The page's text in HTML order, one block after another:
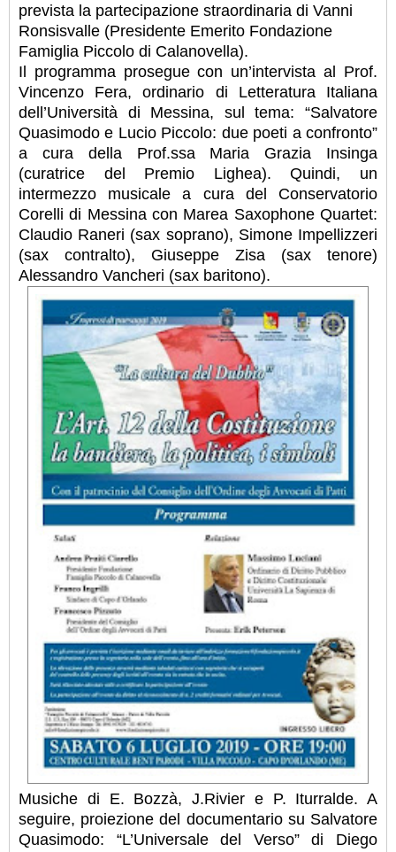
prevista la partecipazione straordinaria di Vanni
Ronsisvalle (Presidente Emerito Fondazione
Famiglia Piccolo di Calanovella).
Il programma prosegue con un’intervista al Prof.
Vincenzo Fera, ordinario di Letteratura Italiana
dell’Università di Messina, sul tema: “Salvatore
Quasimodo e Lucio Piccolo: due poeti a confronto”
a cura della Prof.ssa Maria Grazia Insinga
(curatrice del Premio Lighea). Quindi, un
intermezzo musicale a cura del Conservatorio
Corelli di Messina con Marea Saxophone Quartet:
Claudio Raneri (sax soprano), Simone Impellizzeri
(sax contralto), Giuseppe Zisa (sax tenore)
Alessandro Vancheri (sax baritono).
Musiche di E. Bozzà, J.Rivier e P. Iturralde. A
seguire, proiezione del documentario su Salvatore
Quasimodo: “L’Universale del Verso” di Diego